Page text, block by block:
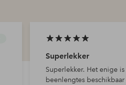
Superlekker
Superlekker. Het enige
beenlengtes